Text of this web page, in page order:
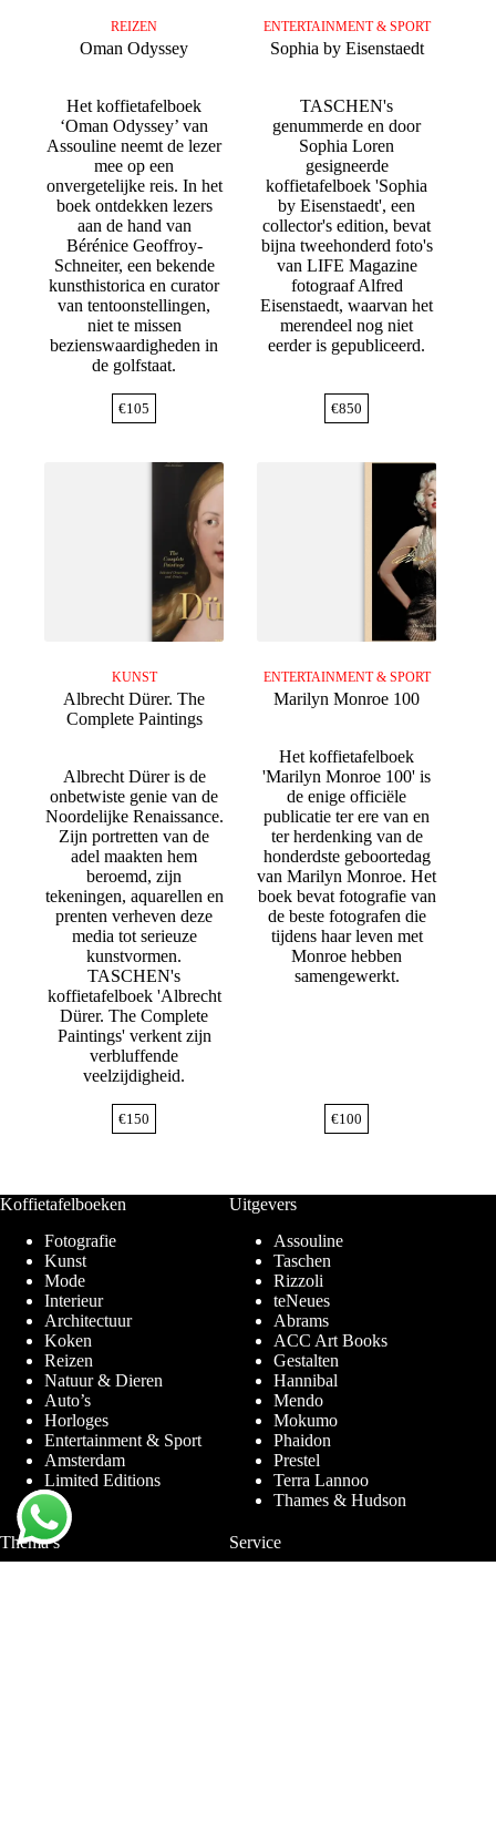
REIZEN
Oman Odyssey
Het koffietafelboek
‘Oman Odyssey’ van
Assouline neemt de lezer
mee op een
onvergetelijke reis. In het
boek ontdekken lezers
aan de hand van
Bérénice Geoffroy-
Schneiter, een bekende
kunsthistorica en curator
van tentoonstellingen,
niet te missen
bezienswaardigheden in
de golfstaat.
€105
ENTERTAINMENT & SPORT
Sophia by Eisenstaedt
TASCHEN's
genummerde en door
Sophia Loren
gesigneerde
koffietafelboek 'Sophia
by Eisenstaedt', een
collector's edition, bevat
bijna tweehonderd foto's
van LIFE Magazine
fotograaf Alfred
Eisenstaedt, waarvan het
merendeel nog niet
eerder is gepubliceerd.
€850
KUNST
Albrecht Dürer. The
Complete Paintings
Albrecht Dürer is de
onbetwiste genie van de
Noordelijke Renaissance.
Zijn portretten van de
adel maakten hem
beroemd, zijn
tekeningen, aquarellen en
prenten verheven deze
media tot serieuze
kunstvormen.
TASCHEN's
koffietafelboek 'Albrecht
Dürer. The Complete
Paintings' verkent zijn
verbluffende
veelzijdigheid.
€150
ENTERTAINMENT & SPORT
Marilyn Monroe 100
Het koffietafelboek
'Marilyn Monroe 100' is
de enige officiële
publicatie ter ere van en
ter herdenking van de
honderdste geboortedag
van Marilyn Monroe. Het
boek bevat fotografie van
de beste fotografen die
tijdens haar leven met
Monroe hebben
samengewerkt.
€100
Koffietafelboeken
Fotografie
Kunst
Mode
Interieur
Architectuur
Koken
Reizen
Natuur & Dieren
Auto’s
Horloges
Entertainment & Sport
Amsterdam
Limited Editions
Uitgevers
Assouline
Taschen
Rizzoli
teNeues
Abrams
ACC Art Books
Gestalten
Hannibal
Mendo
Mokumo
Phaidon
Prestel
Terra Lannoo
Thames & Hudson
Thema’s
Service